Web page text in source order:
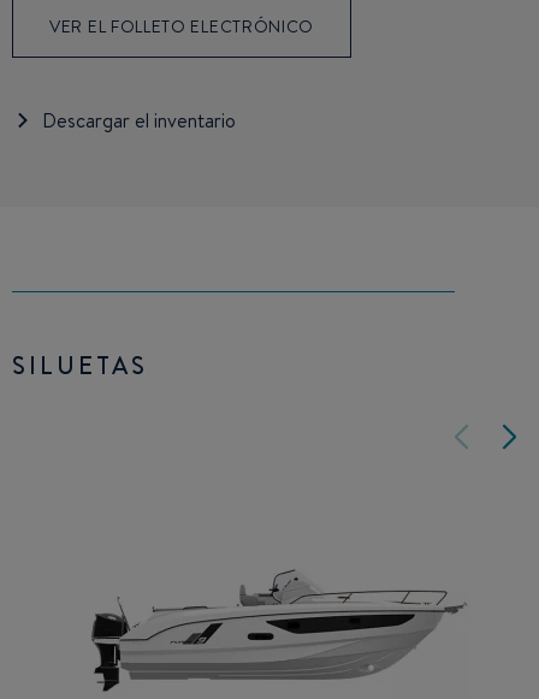
VER EL FOLLETO ELECTRÓNICO
Descargar el inventario
SILUETAS